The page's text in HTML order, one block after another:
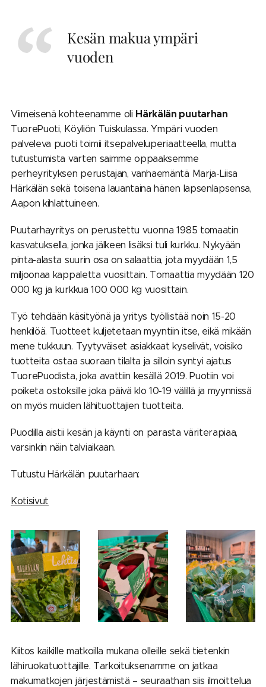
Kesän makua ympäri
vuoden
Viimeisenä kohteenamme oli Härkälän puutarhan
TuorePuoti, Köyliön Tuiskulassa. Ympäri vuoden
palveleva puoti toimii itsepalveluperiaatteella, mutta
tutustumista varten saimme oppaaksemme
perheyrityksen perustajan, vanhaemäntä Marja-Liisa
Härkälän sekä toisena lauantaina hänen lapsenlapsensa,
Aapon kihlattuineen.
Puutarhayritys on perustettu vuonna 1985 tomaatin
kasvatuksella, jonka jälkeen lisäksi tuli kurkku. Nykyään
pinta-alasta suurin osa on salaattia, jota myydään 1,5
miljoonaa kappaletta vuosittain. Tomaattia myydään 120
000 kg ja kurkkua 100 000 kg vuosittain.
Työ tehdään käsityönä ja yritys työllistää noin 15-20
henkilöä. Tuotteet kuljetetaan myyntiin itse, eikä mikään
mene tukkuun. Tyytyväiset asiakkaat kyselivät, voisiko
tuotteita ostaa suoraan tilalta ja silloin syntyi ajatus
TuorePuodista, joka avattiin kesällä 2019. Puotiin voi
poiketa ostoksille joka päivä klo 10-19 välillä ja myynnissä
on myös muiden lähituottajien tuotteita.
Puodilla aistii kesän ja käynti on parasta väriterapiaa,
varsinkin näin talviaikaan.
Tutustu Härkälän puutarhaan:
Kotisivut
Kiitos kaikille matkoilla mukana olleille sekä tietenkin
lähiruokatuottajille. Tarkoituksenamme on jatkaa
makumatkojen järjestämistä – seuraathan siis ilmoittelua